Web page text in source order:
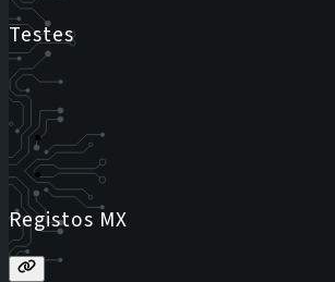
Testes
Registos MX